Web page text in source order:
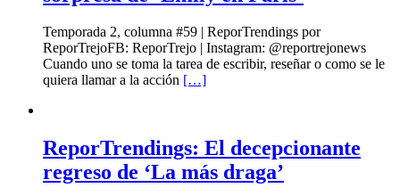
Temporada 2, columna #59 | ReporTrendings por
ReporTrejoFB: ReporTrejo | Instagram: @reportrejonews
Cuando uno se toma la tarea de escribir, reseñar o como se le
quiera llamar a la acción […]
ReporTrendings: El decepcionante
regreso de ‘La más draga’